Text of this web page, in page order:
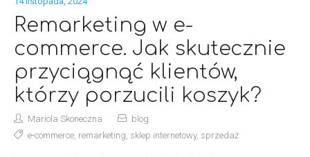
Remarketing w e-
commerce. Jak skutecznie
przyciągnąć klientów,
którzy porzucili koszyk?
Mariola Skoneczna
blog
e-commerce, remarketing, sklep internetowy, sprzedaż